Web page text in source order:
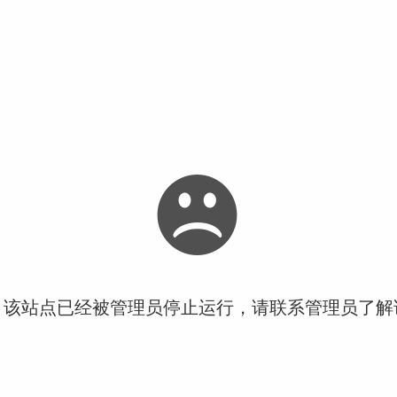
站点已经被管理员停止运行，请联系管理员了